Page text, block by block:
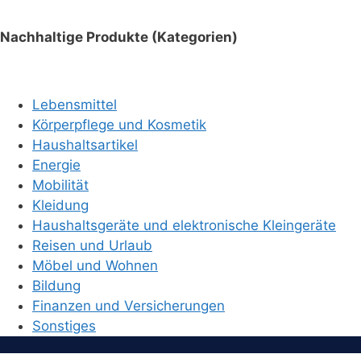
Nachhaltige Produkte (Kategorien)
Lebensmittel
Körperpflege und Kosmetik
Haushaltsartikel
Energie
Mobilität
Kleidung
Haushaltsgeräte und elektronische Kleingeräte
Reisen und Urlaub
Möbel und Wohnen
Bildung
Finanzen und Versicherungen
Sonstiges